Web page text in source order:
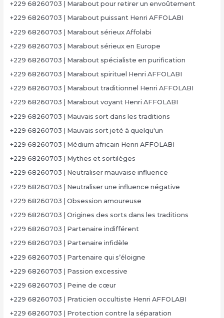
+229 68260703 | Marabout pour retirer un envoûtement
+229 68260703 | Marabout puissant Henri AFFOLABI
+229 68260703 | Marabout sérieux Affolabi
+229 68260703 | Marabout sérieux en Europe
+229 68260703 | Marabout spécialiste en purification
+229 68260703 | Marabout spirituel Henri AFFOLABI
+229 68260703 | Marabout traditionnel Henri AFFOLABI
+229 68260703 | Marabout voyant Henri AFFOLABI
+229 68260703 | Mauvais sort dans les traditions
+229 68260703 | Mauvais sort jeté à quelqu'un
+229 68260703 | Médium africain Henri AFFOLABI
+229 68260703 | Mythes et sortilèges
+229 68260703 | Neutraliser mauvaise influence
+229 68260703 | Neutraliser une influence négative
+229 68260703 | Obsession amoureuse
+229 68260703 | Origines des sorts dans les traditions
+229 68260703 | Partenaire indifférent
+229 68260703 | Partenaire infidèle
+229 68260703 | Partenaire qui s’éloigne
+229 68260703 | Passion excessive
+229 68260703 | Peine de cœur
+229 68260703 | Praticien occultiste Henri AFFOLABI
+229 68260703 | Protection contre la séparation